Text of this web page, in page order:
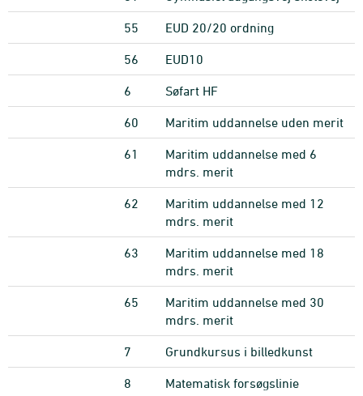
55 EUD 20/20 ordning
56 EUD10
6 Søfart HF
60 Maritim uddannelse uden merit
61
Maritim uddannelse med 6
mdrs. merit
62
Maritim uddannelse med 12
mdrs. merit
63
Maritim uddannelse med 18
mdrs. merit
65
Maritim uddannelse med 30
mdrs. merit
7 Grundkursus i billedkunst
8 Matematisk forsøgslinie